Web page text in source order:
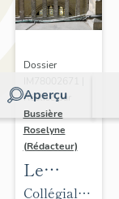
Aperçu
Dossier
Réalisé par
Bussière
Roselyne
(Rédacteur)
Le
mobilier
Collégiale